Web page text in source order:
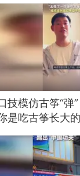
技模仿古筝“弹
是吃古筝长大
不带古筝的选
）